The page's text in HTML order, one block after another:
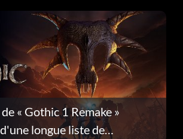
« Gothic 1 Remake »
longue liste de